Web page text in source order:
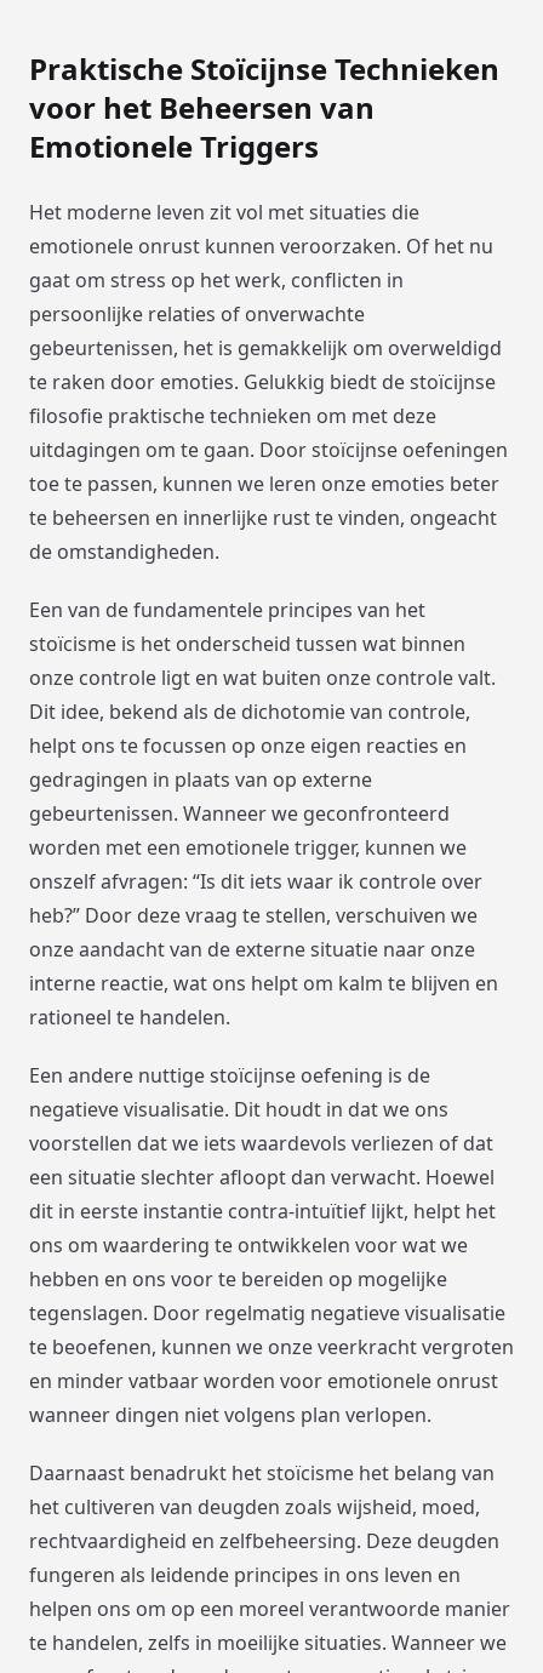
Praktische Stoïcijnse Technieken
voor het Beheersen van
Emotionele Triggers
Het moderne leven zit vol met situaties die
emotionele onrust kunnen veroorzaken. Of het nu
gaat om stress op het werk, conflicten in
persoonlijke relaties of onverwachte
gebeurtenissen, het is gemakkelijk om overweldigd
te raken door emoties. Gelukkig biedt de stoïcijnse
filosofie praktische technieken om met deze
uitdagingen om te gaan. Door stoïcijnse oefeningen
toe te passen, kunnen we leren onze emoties beter
te beheersen en innerlijke rust te vinden, ongeacht
de omstandigheden.
Een van de fundamentele principes van het
stoïcisme is het onderscheid tussen wat binnen
onze controle ligt en wat buiten onze controle valt.
Dit idee, bekend als de dichotomie van controle,
helpt ons te focussen op onze eigen reacties en
gedragingen in plaats van op externe
gebeurtenissen. Wanneer we geconfronteerd
worden met een emotionele trigger, kunnen we
onszelf afvragen: “Is dit iets waar ik controle over
heb?” Door deze vraag te stellen, verschuiven we
onze aandacht van de externe situatie naar onze
interne reactie, wat ons helpt om kalm te blijven en
rationeel te handelen.
Een andere nuttige stoïcijnse oefening is de
negatieve visualisatie. Dit houdt in dat we ons
voorstellen dat we iets waardevols verliezen of dat
een situatie slechter afloopt dan verwacht. Hoewel
dit in eerste instantie contra-intuïtief lijkt, helpt het
ons om waardering te ontwikkelen voor wat we
hebben en ons voor te bereiden op mogelijke
tegenslagen. Door regelmatig negatieve visualisatie
te beoefenen, kunnen we onze veerkracht vergroten
en minder vatbaar worden voor emotionele onrust
wanneer dingen niet volgens plan verlopen.
Daarnaast benadrukt het stoïcisme het belang van
het cultiveren van deugden zoals wijsheid, moed,
rechtvaardigheid en zelfbeheersing. Deze deugden
fungeren als leidende principes in ons leven en
helpen ons om op een moreel verantwoorde manier
te handelen, zelfs in moeilijke situaties. Wanneer we